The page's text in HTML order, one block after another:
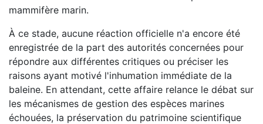
mammifère marin.
À ce stade, aucune réaction officielle n'a encore été
enregistrée de la part des autorités concernées pour
répondre aux différentes critiques ou préciser les
raisons ayant motivé l'inhumation immédiate de la
baleine. En attendant, cette affaire relance le débat sur
les mécanismes de gestion des espèces marines
échouées, la préservation du patrimoine scientifique